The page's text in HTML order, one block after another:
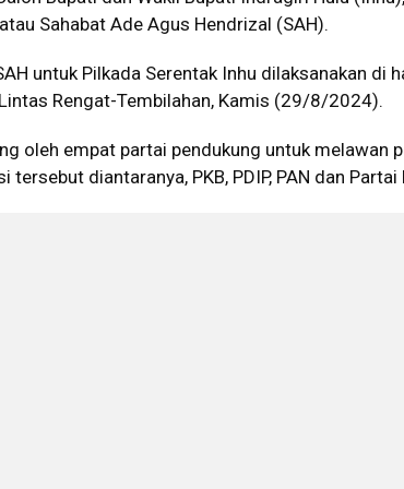
Sahabat Ade Agus Hendrizal (SAH).
untuk Pilkada Serentak Inhu dilaksanakan di
Rengat-Tembilahan, Kamis (29/8/2024).
oleh empat partai pendukung untuk melawan
tersebut diantaranya, PKB, PDIP, PAN dan Partai